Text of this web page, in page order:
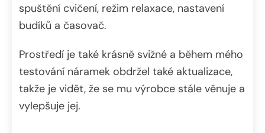
spuštění cvičení, režim relaxace, nastavení
budíků a časovač.
Prostředí je také krásně svižné a během mého
testování náramek obdržel také aktualizace,
takže je vidět, že se mu výrobce stále věnuje a
vylepšuje jej.